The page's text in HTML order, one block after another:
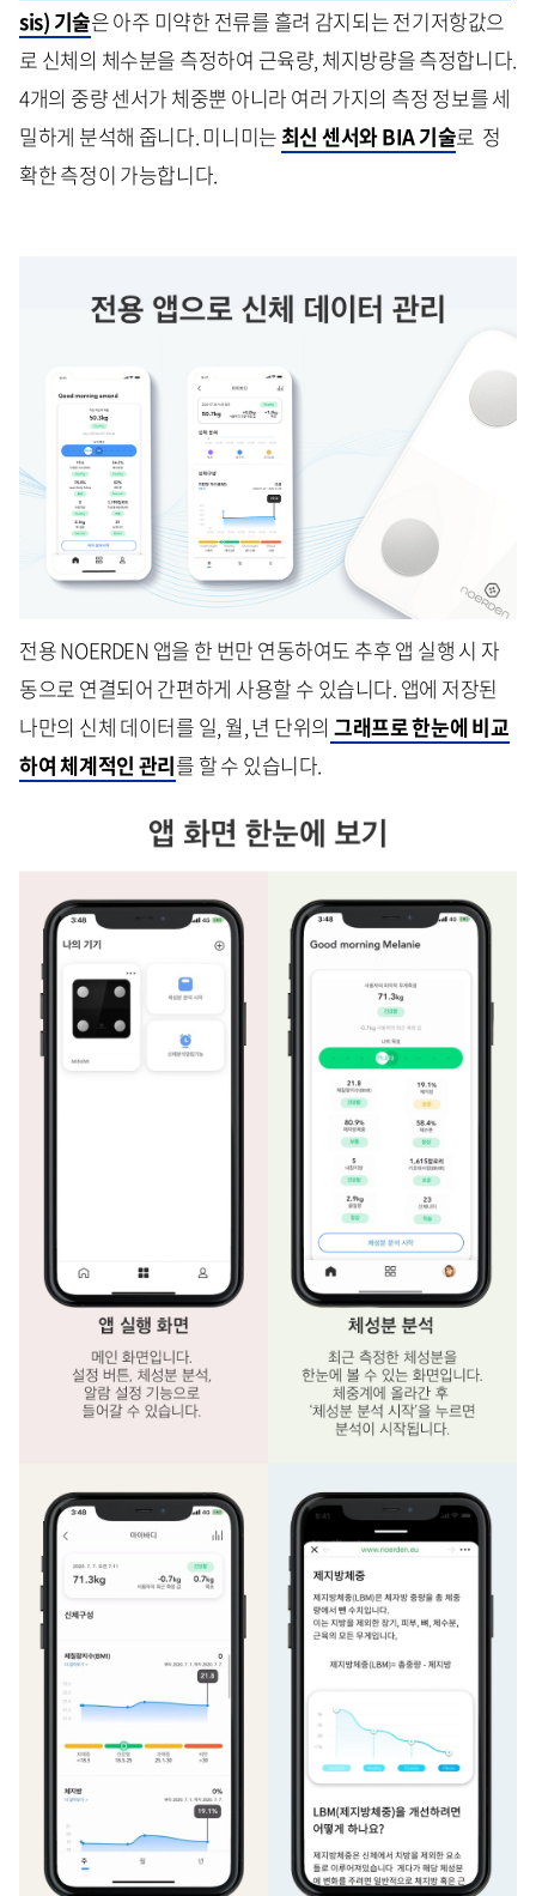
sis) 기술은 아주 미약한 전류를 흘려 감지되는 전기저항값으
로 신체의 체수분을 측정하여 근육량, 체지방량을 측정합니다.
4개의 중량 센서가 체중뿐 아니라 여러 가지의 측정 정보를 세
밀하게 분석해 줍니다. 미니미는최신 센서와 BIA 기술로 정
확한 측정이 가능합니다.
전용 NOERDEN 앱을 한 번만 연동하여도 추후 앱 실행 시 자
동으로 연결되어 간편하게 사용할 수 있습니다. 앱에 저장된
나만의 신체 데이터를 일, 월, 년 단위의 그래프로 한눈에 비교
하여 체계적인 관리를 할 수 있습니다.